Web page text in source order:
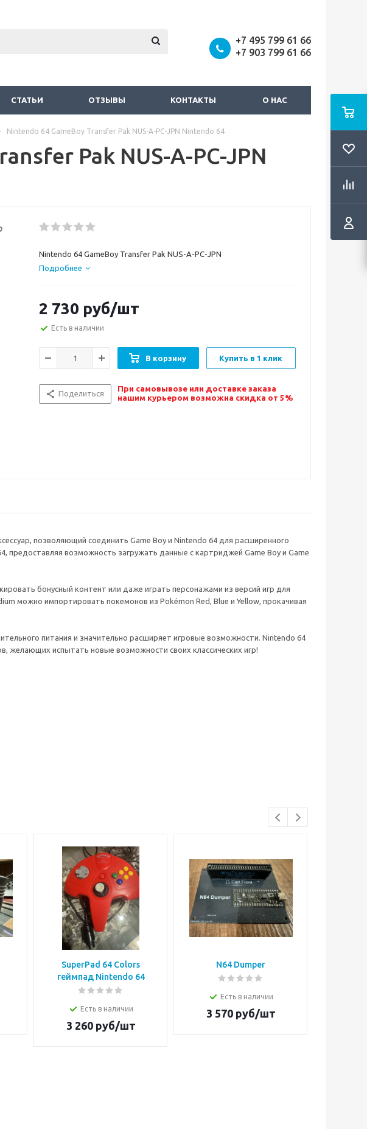
+7 495 799 61 66
+7 903 799 61 66
СТАТЬИ ОТЗЫВЫ КОНТАКТЫ О НАС
- Nintendo 64 GameBoy Transfer Pak NUS-A-PC-JPN Nintendo 64
Pak NUS-A-PC-JPN
Nintendo 64 GameBoy Transfer Pak NUS-A-PC-JPN
Подробнее
2 730 руб/шт
Есть в наличии
В корзину Купить в 1 клик
Поделиться
При самовывозе или доставке заказа
нашим курьером возможна скидка от 5%
позволяющий соединить Game Boy и Nintendo 64 для расширенного
предоставляя возможность загружать данные с картриджей Game Boy и Game
бонусный контент или даже играть персонажами из версий игр для
можно импортировать покемонов из Pokémon Red, Blue и Yellow, прокачивая
питания и значительно расширяет игровые возможности. Nintendo 64
желающих испытать новые возможности своих классических игр!
SuperPad 64 Colors
геймпад Nintendo 64
Есть в наличии
3 260руб/шт
N64 Dumper
Есть в наличии
3 570руб/шт